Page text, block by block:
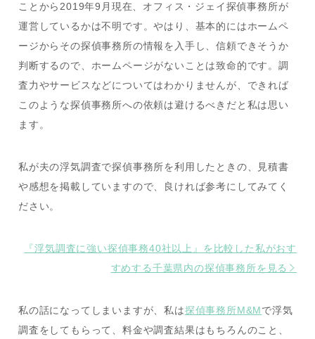
ことから2019年9月現在、オフィス・ジェイ探偵事務所が
運営しているかは不明です。やはり、基本的にはホームペ
ージからその探偵事務所の情報を入手し、信頼できそうか
判断するので、ホームページがないことは致命的です。調
査力やサービスなどについてはわかりませんが、できれば
このような探偵事務所への依頼は避けるべきだと私は思い
ます。
私が夫の浮気調査で探偵事務所を利用したときの、見積書
や感想を掲載していますので、良ければ参考にしてみてく
ださい。
『浮気調査に強い探偵事務40社以上』を比較した私がおす
すめする千葉県内の探偵事務所を見る
私の話になってしまいますが、私は探偵事務所M&Mで浮気
調査をしてもらって、料金や調査結果はもちろんのこと、